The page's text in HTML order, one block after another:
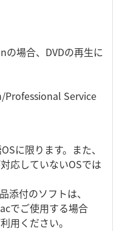
場合、DVDの再生に
Professional Service
に限ります。また、
応していないOSでは
付のソフトは、
でご使用する場合
用ください。